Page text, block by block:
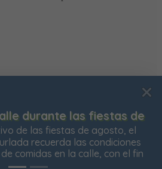
durante las fiestas de
de las fiestas de agosto, el
recuerda las condiciones
comidas en la calle, con el fin
mejorar su experiencia de
web, para mostrarle contenidos
el tráfico de nuestra web.
Configurar